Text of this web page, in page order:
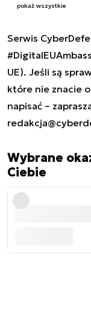
pokaż wszystkie
Serwis
UE). Jeśli są
które nie znacie
napisać –
Wybrane
Ciebie